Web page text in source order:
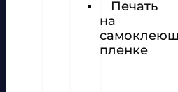
Печать
на
пленке